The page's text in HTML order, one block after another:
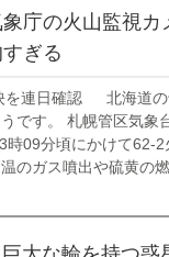
庁の火山監視カ
ぎる
を連日確認 北海道の
です。 札幌管区気象
09分頃にかけて62-
のガス噴出や硫黄の
濃度が高くなってい